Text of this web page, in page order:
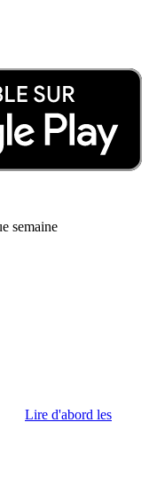
semaine
Lire d'abord les